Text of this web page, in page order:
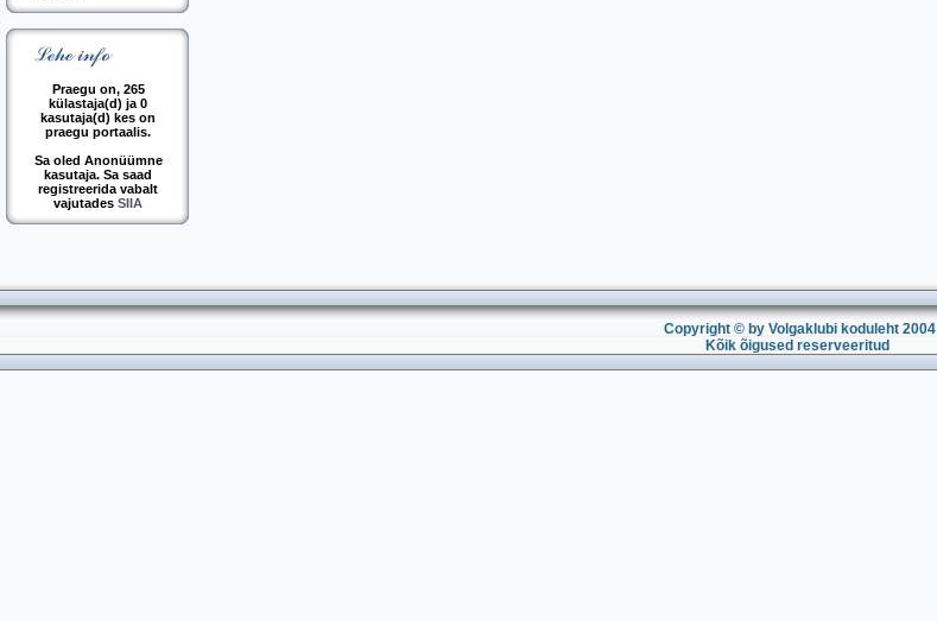
Praegu on, 265
külastaja(d) ja 0
kasutaja(d) kes on
praegu portaalis.
Sa oled Anonüümne
kasutaja. Sa saad
registreerida vabalt
vajutades SIIA
Copyright © by Volgaklubi koduleht 2004
Kõik õigused reserveeritud